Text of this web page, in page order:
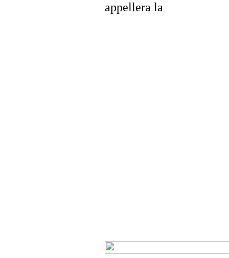
appellera la